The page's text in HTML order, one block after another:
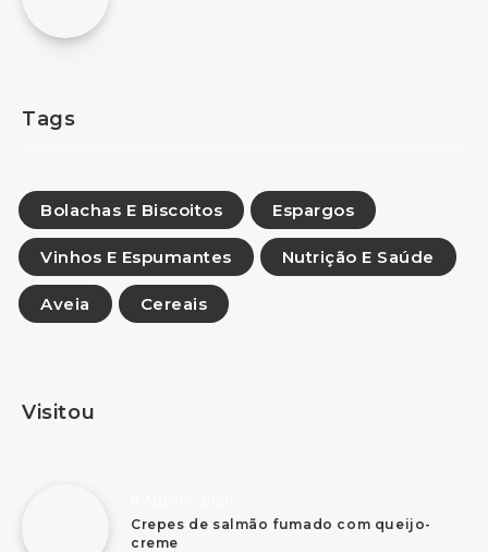
Tags
Bolachas E Biscoitos Espargos
Vinhos E Espumantes Nutrição E Saúde
Aveia Cereais
Visitou
Crepes de salmão fumado com queijo-
creme